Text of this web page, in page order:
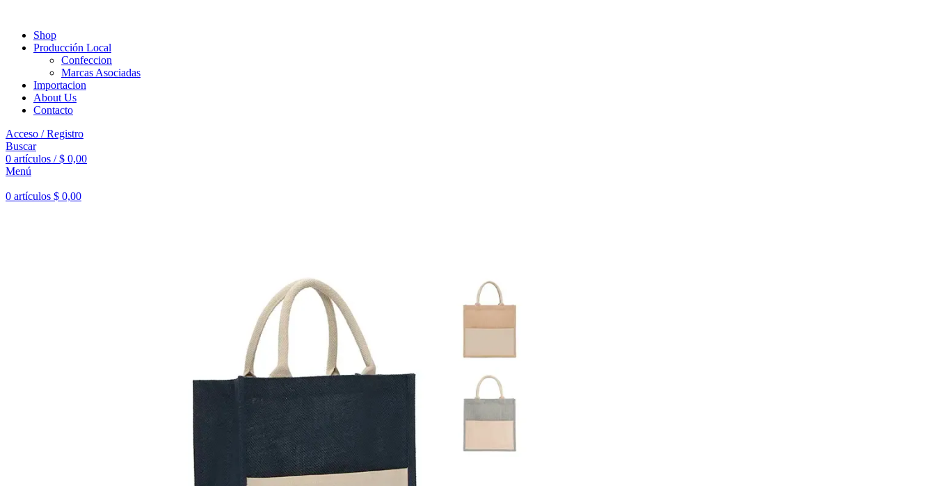
Shop
Producción Local
Confeccion
Marcas Asociadas
Importacion
About Us
Contacto
Acceso / Registro
Buscar
0 artículos / $ 0,00
Menú
0 artículos $ 0,00